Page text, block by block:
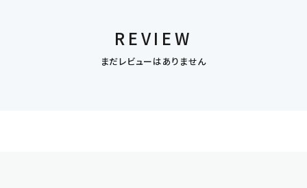
REVIEW
まだレビューはありません